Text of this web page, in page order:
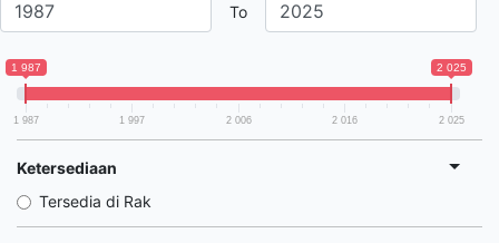
To
1 987 2 025
1 987 1 997 2 006 2 016 2 025
Ketersediaan
Tersedia di Rak